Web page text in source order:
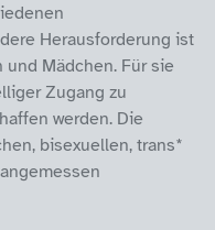
Herausforderung ist
Mädchen. Für sie
Zugang zu
werden. Die
bisexuellen, trans*